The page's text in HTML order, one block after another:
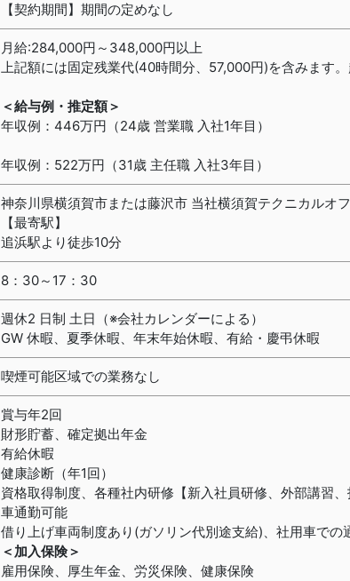
【契約期間】期間の定めなし
月給:284,000円～348,000円以上
上記額には固定残業代(40時間分、57,000円)を含みます。
＜給与例・推定額＞
年収例：446万円（24歳 営業職 入社1年目）
年収例：522万円（31歳 主任職 入社3年目）
神奈川県横須賀市または藤沢市 当社横須賀テクニカルオ
【最寄駅】
追浜駅より徒歩10分
8：30～17：30
週休2 日制 土日（※会社カレンダーによる）
GW 休暇、夏季休暇、年末年始休暇、有給・慶弔休暇
喫煙可能区域での業務なし
賞与年2回
財形貯蓄、確定拠出年金
有給休暇
健康診断（年1回）
資格取得制度、各種社内研修【新入社員研修、外部講習、
車通勤可能
借り上げ車両制度あり(ガソリン代別途支給)、社用車での
＜加入保険＞
雇用保険、厚生年金、労災保険、健康保険